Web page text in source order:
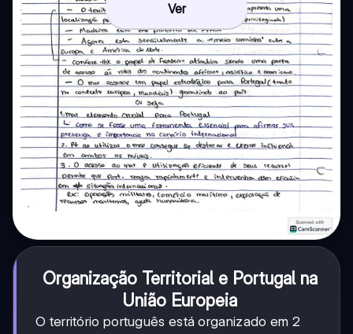
Ver
Organização Territorial e Portugal na
União Europeia
O território português está organizado em 2